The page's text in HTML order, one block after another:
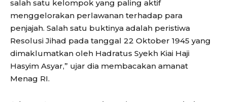
salah satu kelompok yang paling aktif
menggelorakan perlawanan terhadap para
penjajah. Salah satu buktinya adalah peristiwa
Resolusi Jihad pada tanggal 22 Oktober 1945 yang
dimaklumatkan oleh Hadratus Syekh Kiai Haji
Hasyim Asyar,” ujar dia membacakan amanat
Menag RI.